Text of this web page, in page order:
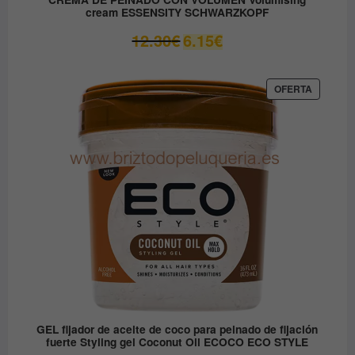
cream ESSENSITY SCHWARZKOPF
12.30€El
precio
era:
12.30€.
6.15€El
precio
es:
OFERTA
EN
GEL fijador de aceite de coco para peinado de fijación
fuerte Styling gel Coconut Oil ECOCO ECO STYLE